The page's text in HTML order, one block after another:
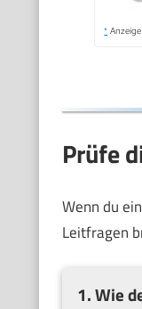
* Anzeige
Prüfe
Wenn du
Leitfragen
1. Wie